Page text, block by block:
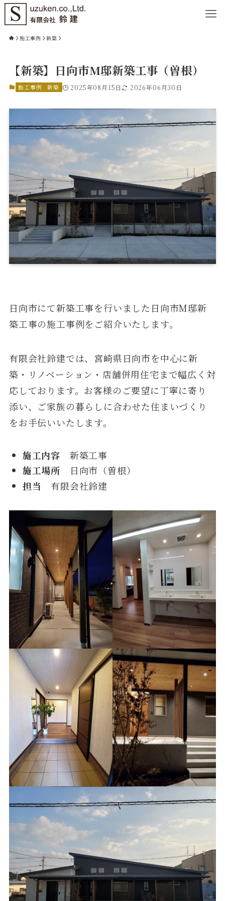
施工事例 新築
【新築】日向市M邸新築工事（曽根）
施工事例 新築 2025年08月15日 2026年06月30日
日向市にて新築工事を行いました日向市M邸新
築工事の施工事例をご紹介いたします。
有限会社鈴建では、宮崎県日向市を中心に新
築・リノベーション・店舗併用住宅まで幅広く対
応しております。お客様のご要望に丁寧に寄り
添い、ご家族の暮らしに合わせた住まいづくり
をお手伝いいたします。
施工内容 新築工事
施工場所 日向市（曽根）
担当 有限会社鈴建